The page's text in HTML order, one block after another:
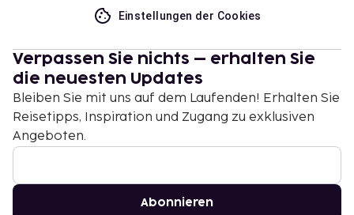
Einstellungen der Cookies
Verpassen Sie nichts – erhalten Sie
die neuesten Updates
Bleiben Sie mit uns auf dem Laufenden! Erhalten Sie
Reisetipps, Inspiration und Zugang zu exklusiven
Angeboten.
Abonnieren